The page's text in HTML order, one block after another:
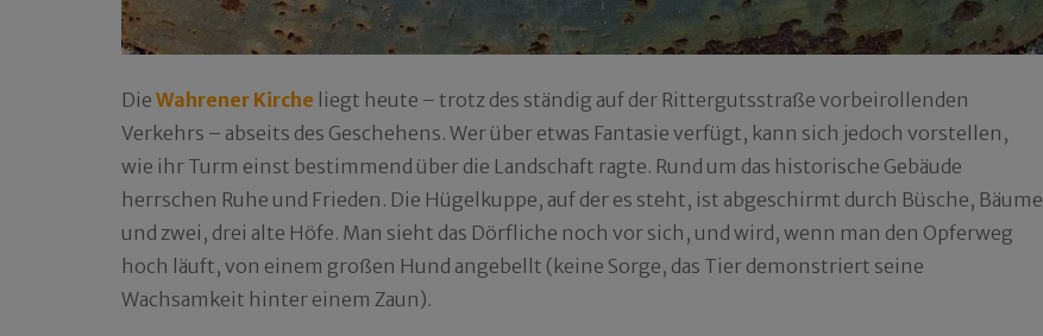
Die Wahrener Kirche liegt heute – trotz des ständig auf der Rittergutsstraße vorbeirollenden
Verkehrs – abseits des Geschehens. Wer über etwas Fantasie verfügt, kann sich jedoch vorstellen,
wie ihr Turm einst bestimmend über die Landschaft ragte. Rund um das historische Gebäude
herrschen Ruhe und Frieden. Die Hügelkuppe, auf der es steht, ist abgeschirmt durch Büsche, Bäume
und zwei, drei alte Höfe. Man sieht das Dörfliche noch vor sich, und wird, wenn man den Opferweg
hoch läuft, von einem großen Hund angebellt (keine Sorge, das Tier demonstriert seine
Wachsamkeit hinter einem Zaun).